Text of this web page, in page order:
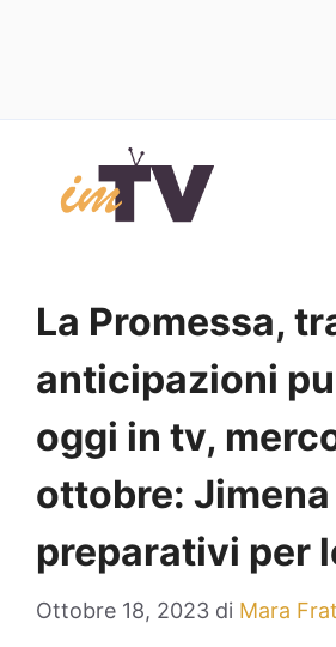
contenuto
La Promessa,
anticipazioni
oggi in tv,
ottobre:
preparativi per
Ottobre 18, 2023 di Mara